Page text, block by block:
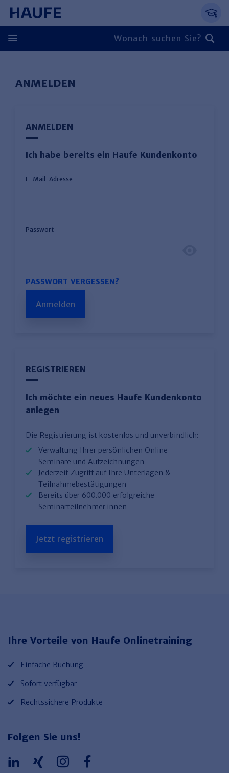
Springe direkt zum Hauptinhalt, zur
Zum Hauptinhalt springen
Zur Navigation springen
Zur Suche springen
ANMELDEN
ANMELDEN
Ich habe bereits ein Haufe Kundenkonto
E-Mail-Adresse
Passwort
PASSWORT VERGESSEN?
Anmelden
REGISTRIEREN
Ich möchte ein neues Haufe Kundenkonto
anlegen
Die Registrierung ist kostenlos und unverbindlich:
Verwaltung Ihrer persönlichen Online-
Seminare und Aufzeichnungen
Jederzeit Zugriff auf Ihre Unterlagen &
Teilnahmebestätigungen
Bereits über 600.000 erfolgreiche
Seminarteilnehmer:innen
Jetzt registrieren
Ihre Vorteile von Haufe Onlinetraining
Einfache Buchung
Sofort verfügbar
Rechtssichere Produkte
Folgen Sie uns!